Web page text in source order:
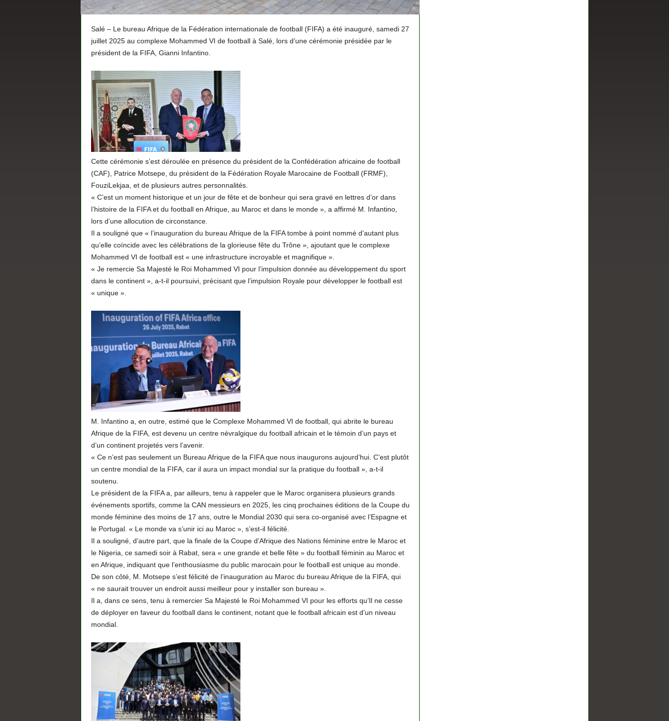
Salé – Le bureau Afrique de la Fédération internationale de football (FIFA) a été inauguré, samedi 27
juillet 2025 au complexe Mohammed VI de football à Salé, lors d’une cérémonie présidée par le
président de la FIFA, Gianni Infantino.
Cette cérémonie s’est déroulée en présence du président de la Confédération africaine de football
(CAF), Patrice Motsepe, du président de la Fédération Royale Marocaine de Football (FRMF),
FouziLekjaa, et de plusieurs autres personnalités.
« C’est un moment historique et un jour de fête et de bonheur qui sera gravé en lettres d’or dans
l’histoire de la FIFA et du football en Afrique, au Maroc et dans le monde », a affirmé M. Infantino,
lors d’une allocution de circonstance.
Il a souligné que « l’inauguration du bureau Afrique de la FIFA tombe à point nommé d’autant plus
qu’elle coïncide avec les célébrations de la glorieuse fête du Trône », ajoutant que le complexe
Mohammed VI de football est « une infrastructure incroyable et magnifique ».
« Je remercie Sa Majesté le Roi Mohammed VI pour l’impulsion donnée au développement du sport
dans le continent », a-t-il poursuivi, précisant que l’impulsion Royale pour développer le football est
« unique ».
M. Infantino a, en outre, estimé que le Complexe Mohammed VI de football, qui abrite le bureau
Afrique de la FIFA, est devenu un centre névralgique du football africain et le témoin d’un pays et
d’un continent projetés vers l’avenir.
« Ce n’est pas seulement un Bureau Afrique de la FIFA que nous inaugurons aujourd’hui. C’est plutôt
un centre mondial de la FIFA, car il aura un impact mondial sur la pratique du football », a-t-il
soutenu.
Le président de la FIFA a, par ailleurs, tenu à rappeler que le Maroc organisera plusieurs grands
événements sportifs, comme la CAN messieurs en 2025, les cinq prochaines éditions de la Coupe du
monde féminine des moins de 17 ans, outre le Mondial 2030 qui sera co-organisé avec l’Espagne et
le Portugal. « Le monde va s’unir ici au Maroc », s’est-il félicité.
Il a souligné, d’autre part, que la finale de la Coupe d’Afrique des Nations féminine entre le Maroc et
le Nigeria, ce samedi soir à Rabat, sera « une grande et belle fête » du football féminin au Maroc et
en Afrique, indiquant que l’enthousiasme du public marocain pour le football est unique au monde.
De son côté, M. Motsepe s’est félicité de l’inauguration au Maroc du bureau Afrique de la FIFA, qui
« ne saurait trouver un endroit aussi meilleur pour y installer son bureau ».
Il a, dans ce sens, tenu à remercier Sa Majesté le Roi Mohammed VI pour les efforts qu’Il ne cesse
de déployer en faveur du football dans le continent, notant que le football africain est d’un niveau
mondial.